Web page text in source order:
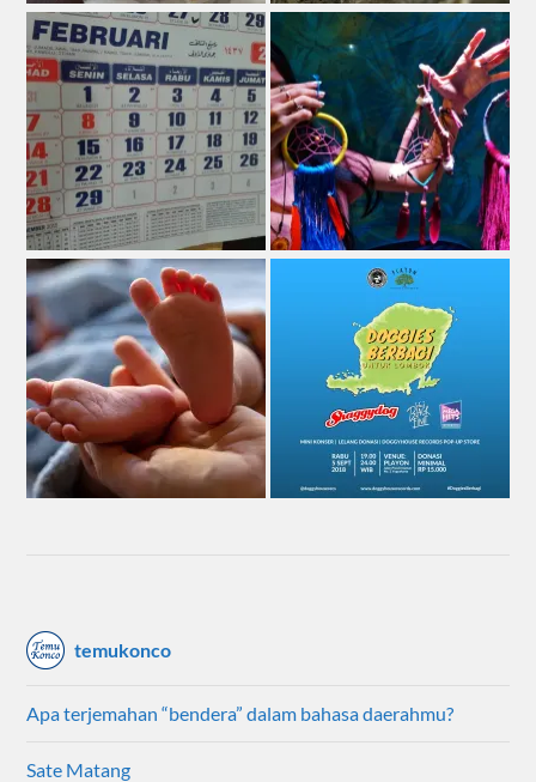
temukonco
Apa terjemahan “bendera” dalam bahasa daerahmu?
Sate Matang